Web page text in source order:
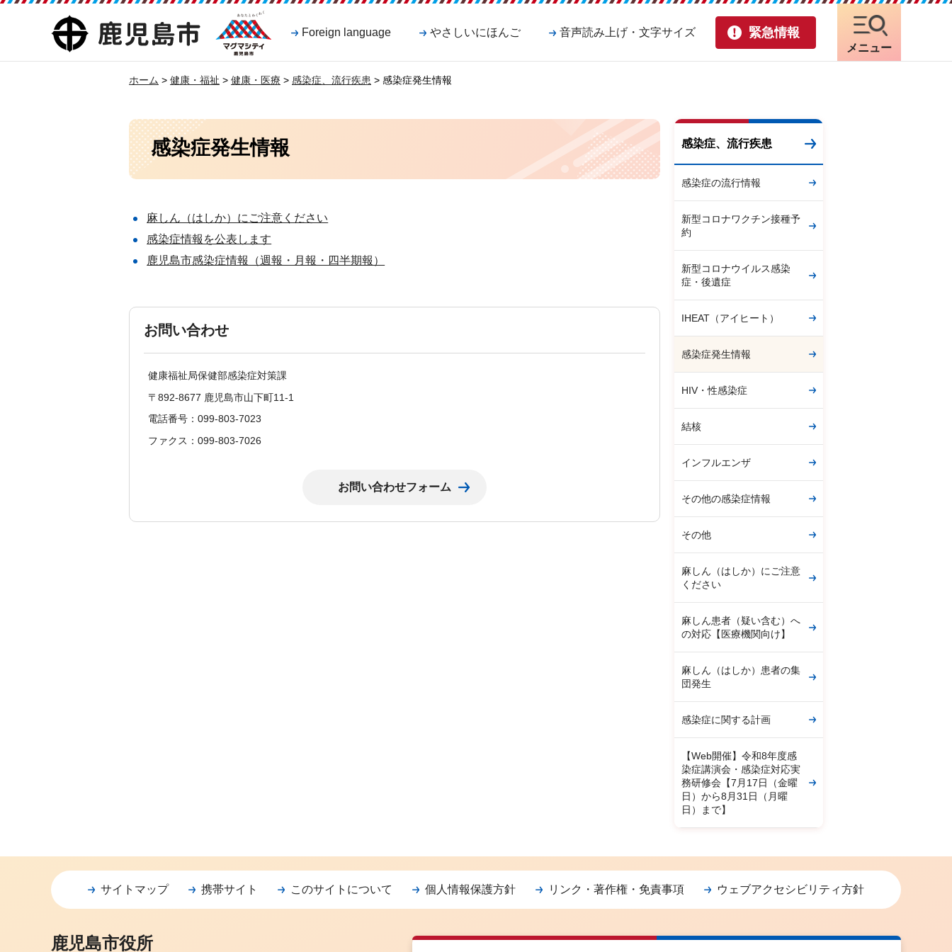
鹿児島市
マグマシティ
鹿児島市
Foreign language やさしいにほんご 音声読み上げ・文字サイズ 緊急情報
メニュー
ホーム > 健康・福祉 > 健康・医療 > 感染症、流行疾患 > 感染症発生情報
感染症発生情報
麻しん（はしか）にご注意ください
感染症情報を公表します
鹿児島市感染症情報（週報・月報・四半期報）
お問い合わせ
健康福祉局保健部感染症対策課
〒892-8677 鹿児島市山下町11-1
電話番号：099-803-7023
ファクス：099-803-7026
感染症、流行疾患
感染症の流行情報
新型コロナワクチン接種予
約
新型コロナウイルス感染
症・後遺症
IHEAT（アイヒート）
感染症発生情報
HIV・性感染症
結核
インフルエンザ
その他の感染症情報
その他
麻しん（はしか）にご注意
ください
麻しん患者（疑い含む）へ
の対応【医療機関向け】
麻しん（はしか）患者の集
団発生
感染症に関する計画
【Web開催】令和8年度感
染症講演会・感染症対応実
務研修会【7月17日（金曜
日）から8月31日（月曜
日）まで】
サイトマップ 携帯サイト このサイトについて 個人情報保護方針 リンク・著作権・免責事項 ウェブアクセシビリティ方針
鹿児島市役所